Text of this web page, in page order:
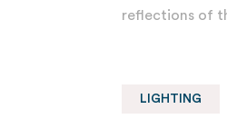
reflections of
LIGHTING